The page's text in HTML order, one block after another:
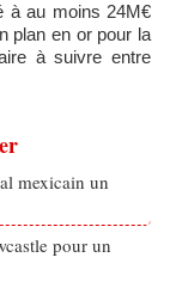
à au moins 24M€
plan en or pour la
à suivre entre
mexicain un
pour un